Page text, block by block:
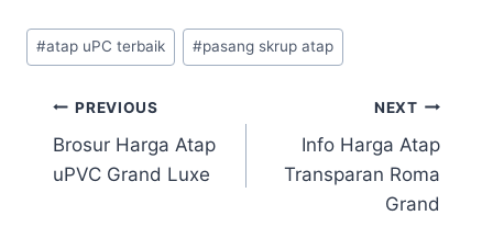
#atap uPC terbaik #pasang skrup atap
PREVIOUS
Brosur Harga Atap
uPVC Grand Luxe
NEXT
Info Harga Atap
Transparan Roma
Grand